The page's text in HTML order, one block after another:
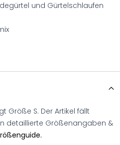
und Gürtelschlaufen
Größe S. Der Artikel fällt
detaillierte Größenangaben &